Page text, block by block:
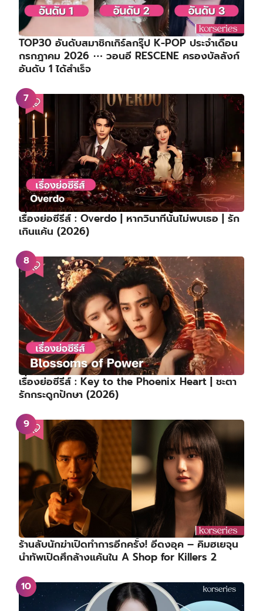
TOP30 อันดับสมาชิกเกิร์ลกรุ๊ป K-POP ประจำเดือน
กรกฎาคม 2026 ⋯ วอนอี RESCENE ครองบัลลังก์
อันดับ 1 ได้สำเร็จ
เรื่องย่อซีรีส์ : Overdo | หากวินาทีนั้นไม่พบเธอ | รัก
เกินแค้น (2026)
เรื่องย่อซีรีส์ : Key to the Phoenix Heart | ชะตา
รักกระดูกปักษา (2026)
ร้านลับนักฆ่าเปิดทำการอีกครั้ง! อีดงอุค – คิมฮเยจุน
นำทัพเปิดศึกล้างแค้นใน A Shop for Killers 2